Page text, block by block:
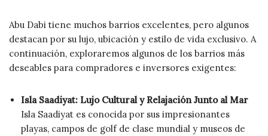
Abu Dabi tiene muchos barrios excelentes, pero algunos
destacan por su lujo, ubicación y estilo de vida exclusivo. A
continuación, exploraremos algunos de los barrios más
deseables para compradores e inversores exigentes:
Isla Saadiyat: Lujo Cultural y Relajación Junto al Mar
Isla Saadiyat es conocida por sus impresionantes
playas, campos de golf de clase mundial y museos de